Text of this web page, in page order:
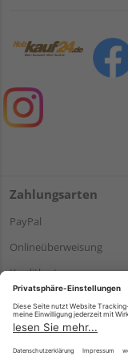
Zahlungsarten
PayPal
Onlineüberweisung
Kreditkarte
*Bonität vorausgesetzt